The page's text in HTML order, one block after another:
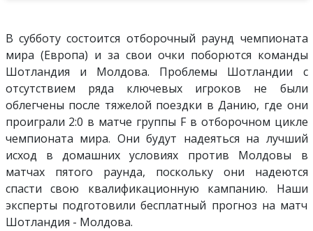
В субботу состоится отборочный раунд чемпионата
мира (Европа) и за свои очки поборются команды
Шотландия и Молдова. Проблемы Шотландии с
отсутствием ряда ключевых игроков не были
облегчены после тяжелой поездки в Данию, где они
проиграли 2:0 в матче группы F в отборочном цикле
чемпионата мира. Они будут надеяться на лучший
исход в домашних условиях против Молдовы в
матчах пятого раунда, поскольку они надеются
спасти свою квалификационную кампанию. Наши
эксперты подготовили бесплатный прогноз на матч
Шотландия - Молдова.